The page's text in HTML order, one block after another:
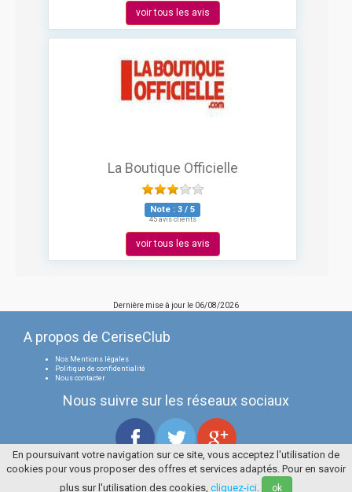
voir tous les avis
La Boutique Officielle
Note : 3 / 5
45 avis clients
voir tous les avis
Dernière mise à jour le 06/08/2026
A propos de CeriseClub
Nos Mentions légales
Politique de confidentialité
Nous contacter
Nous suivre sur les réseaux sociaux
Tous droits réservés
La Cerise Bleue 2006 / 2026
En poursuivant votre navigation sur ce site, vous acceptez l'utilisation de
cookies pour vous proposer des offres et services adaptés. Pour en savoir
plus sur l'utilisation des cookies, cliquez-ici ok